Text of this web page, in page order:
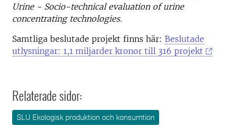
Urine - Socio-technical evaluation of urine
concentrating technologies.
Samtliga beslutade projekt finns här: Beslutade
utlysningar: 1,1 miljarder kronor till 316 projekt
Relaterade sidor:
SLU Ekologisk produktion och konsumtion